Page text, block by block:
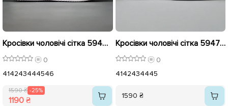
Кросівки чоловічі сітка 594643 Білі розпродаж
0
414243444546
1590 ₴ -25%
1190 ₴
Кросівки чоловічі сітка 594745 Білі
0
4142434445
1590 ₴